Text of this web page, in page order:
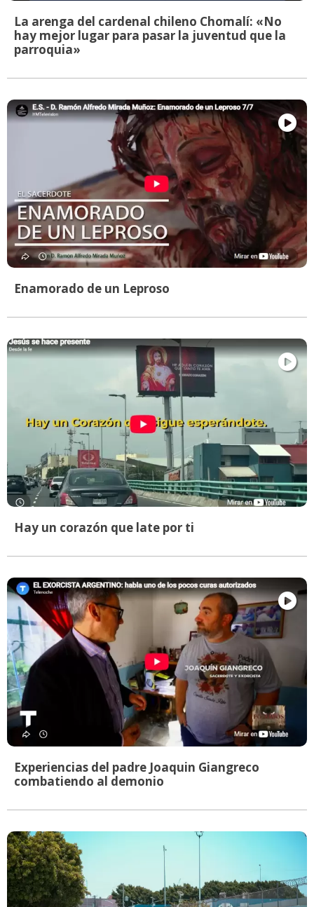
La arenga del cardenal chileno Chomalí: «No
hay mejor lugar para pasar la juventud que la
parroquia»
Enamorado de un Leproso
Hay un corazón que late por ti
Experiencias del padre Joaquin Giangreco
combatiendo al demonio